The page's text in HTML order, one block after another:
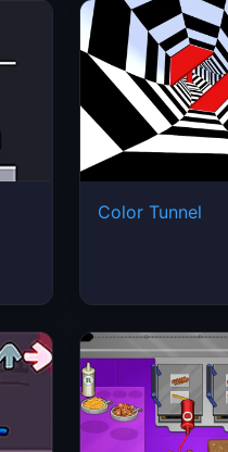
Color Tunnel